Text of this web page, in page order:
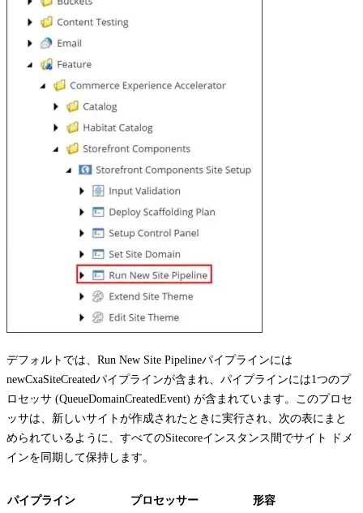
デフォルトでは、 Run New Site Pipelineパイプラインには
newCxaSiteCreatedパイプラインが含まれ、パイプラインには1つのプ
ロセッサ (QueueDomainCreatedEvent) が含まれています。このプロセ
ッサは、新しいサイトが作成されたときに実行され、次の表にまと
められているように、すべてのSitecoreインスタンス間でサイト ドメ
インを同期して保持します。
パイプライン プロセッサー 形容